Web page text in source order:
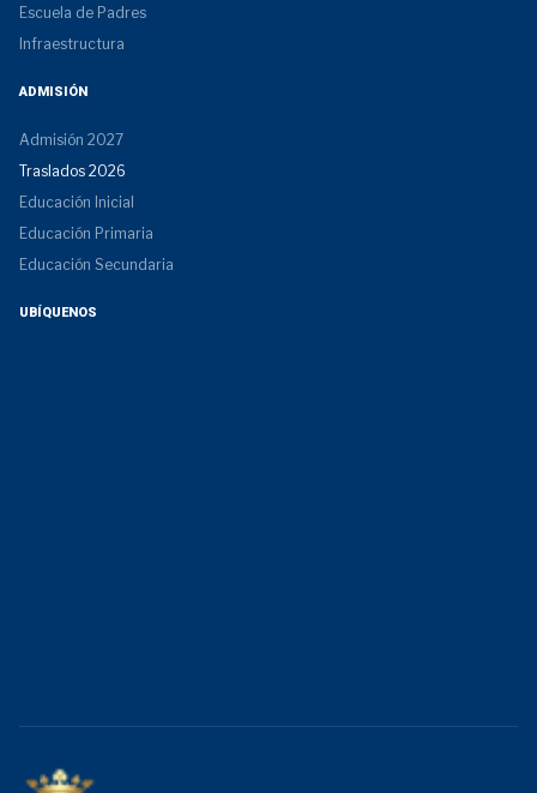
Escuela de Padres
Infraestructura
ADMISIÓN
Admisión 2027
Traslados 2026
Educación Inicial
Educación Primaria
Educación Secundaria
UBÍQUENOS